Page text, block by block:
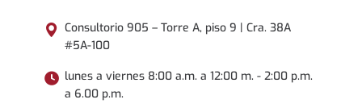
Consultorio 905 – Torre A, piso 9 | Cra. 38A
#5A-100
lunes a viernes 8:00 a.m. a 12:00 m. - 2:00 p.m.
a 6.00 p.m.